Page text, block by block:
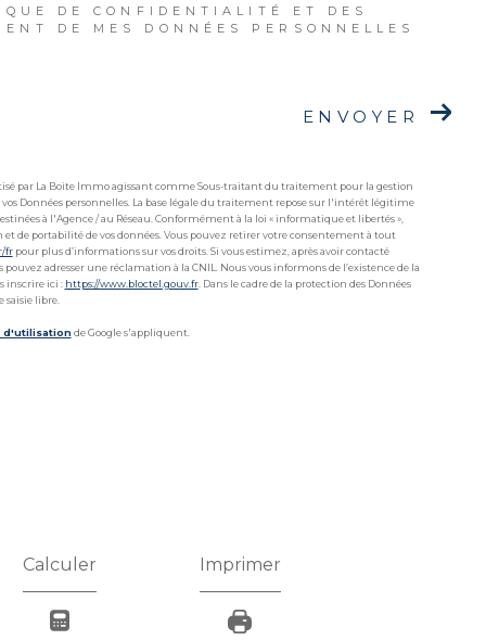
DE CONFIDENTIALITÉ ET DES
DE MES DONNÉES PERSONNELLES
ENVOYER
par La Boite Immo agissant comme Sous-traitant du traitement pour la gestion
Données personnelles. La base légale du traitement repose sur l'intérêt légitime
à l'Agence / au Réseau. Conformément à la loi « informatique et libertés »,
et de portabilité de vos données. Vous pouvez retirer votre consentement à tout
frpour plus d’informations sur vos droits. Si vous estimez, après avoir contacté
adresser une réclamation à la CNIL. Nous vous informons de l’existence de la
inscrire ici : https://www.bloctel.gouv.fr. Dans le cadre de la protection des Données
saisie libre.
d'utilisationde Google s'appliquent.
Calculer Imprimer